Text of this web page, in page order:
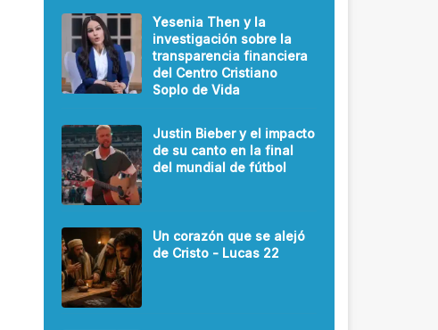
Yesenia Then y la
investigación sobre la
transparencia financiera
del Centro Cristiano
Soplo de Vida
Justin Bieber y el impacto
de su canto en la final
del mundial de fútbol
Un corazón que se alejó
de Cristo - Lucas 22